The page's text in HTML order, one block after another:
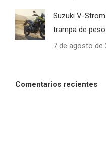
Suzuki V-
trampa de
7 de agosto de
Comentarios recientes